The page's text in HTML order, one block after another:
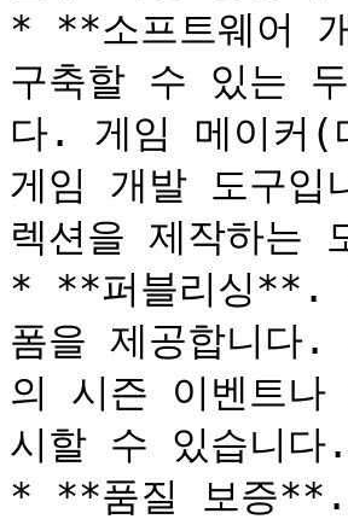
* **소프트웨어
구축할 수 있는
다. 게임 메이커(
게임 개발 도구
렉션을 제작하는
* **퍼블리싱**.
폼을 제공합니다
의 시즌 이벤트
시할 수 있습니다.
* **품질 보증**.